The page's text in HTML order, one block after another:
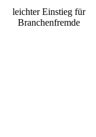
leichter Einstieg für
Branchenfremde